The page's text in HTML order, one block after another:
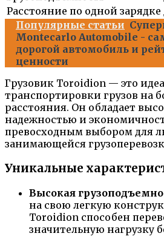
Расстояние по одной зарядке
Популярные статьи
Montecarlo Automobile -
дорогой автомобиль и
ценности
Грузовик Toroidion — это
транспортировки грузов на
расстояния. Он обладает
надежностью и
превосходным выбором для
занимающейся
Уникальные
Высокая
на свою легкую
Toroidion способен
значительную нагрузку